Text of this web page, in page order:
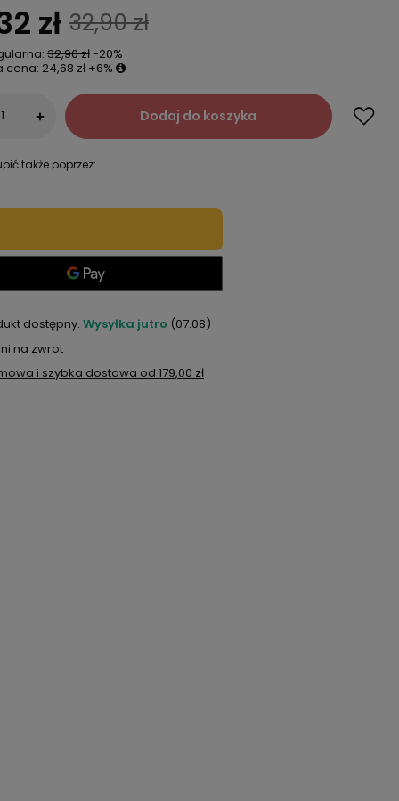
zł 32,90 zł
32,90 zł-20%
cena: 24,68 zł +6%
+ Dodaj do koszyka
także poprzez:
dostępny Wysyłka jutro (07.08)
na zwrot
i szybka dostawa od 179,00 zł